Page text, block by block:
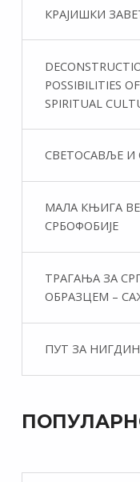
КРАЈИШКИ
POSSIBILITIES
SPIRITUAL
СВЕТОСАВЉЕ И
МАЛА КЊИГА
СРБОФОБИЈЕ
ТРАГАЊА ЗА
ОБРАЗЦЕМ –
ПУТ ЗА